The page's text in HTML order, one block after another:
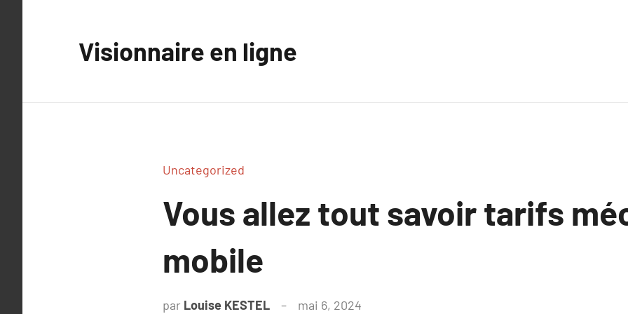
Visionnaire en ligne
Uncategorized
Vous allez tout savoir tarifs
mobile
par Louise KESTEL mai 6, 2024